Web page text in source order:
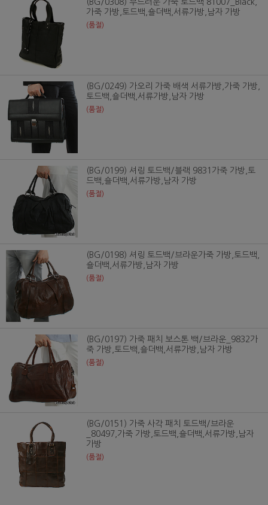
(BG/0308) 부드러운 가죽 토드백 81007_Black,
가죽 가방,토드백,숄더백,서류가방,남자 가방
(품절)
(BG/0249) 가오리 가죽 배색 서류가방,가죽 가방,
토드백,숄더백,서류가방,남자 가방
(품절)
(BG/0199) 셔링 토드백/블랙 9831가죽 가방,토
드백,숄더백,서류가방,남자 가방
(품절)
(BG/0198) 셔링 토드백/브라운가죽 가방,토드백,
숄더백,서류가방,남자 가방
(품절)
(BG/0197) 가죽 패치 보스톤 백/브라운_9832가
죽 가방,토드백,숄더백,서류가방,남자 가방
(품절)
(BG/0151) 가죽 사각 패치 토드백/브라운
_80497,가죽 가방,토드백,숄더백,서류가방,남자
가방
(품절)